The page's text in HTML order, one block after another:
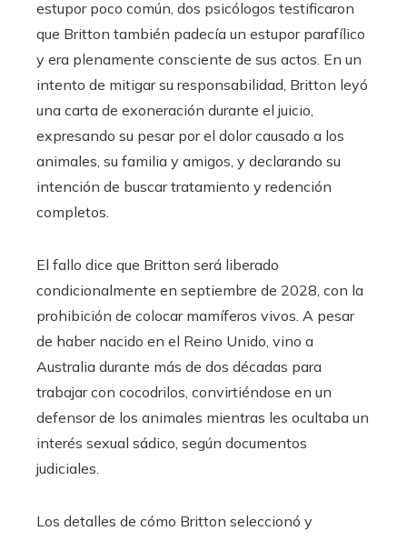
estupor poco común, dos psicólogos testificaron
que Britton también padecía un estupor parafílico
y era plenamente consciente de sus actos. En un
intento de mitigar su responsabilidad, Britton leyó
una carta de exoneración durante el juicio,
expresando su pesar por el dolor causado a los
animales, su familia y amigos, y declarando su
intención de buscar tratamiento y redención
completos.
El fallo dice que Britton será liberado
condicionalmente en septiembre de 2028, con la
prohibición de colocar mamíferos vivos. A pesar
de haber nacido en el Reino Unido, vino a
Australia durante más de dos décadas para
trabajar con cocodrilos, convirtiéndose en un
defensor de los animales mientras les ocultaba un
interés sexual sádico, según documentos
judiciales.
Los detalles de cómo Britton seleccionó y